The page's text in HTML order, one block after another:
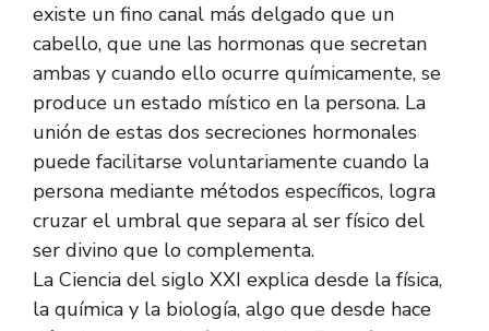
existe un fino canal más delgado que un
cabello, que une las hormonas que secretan
ambas y cuando ello ocurre químicamente, se
produce un estado místico en la persona. La
unión de estas dos secreciones hormonales
puede facilitarse voluntariamente cuando la
persona mediante métodos específicos, logra
cruzar el umbral que separa al ser físico del
ser divino que lo complementa.
La Ciencia del siglo XXI explica desde la física,
la química y la biología, algo que desde hace